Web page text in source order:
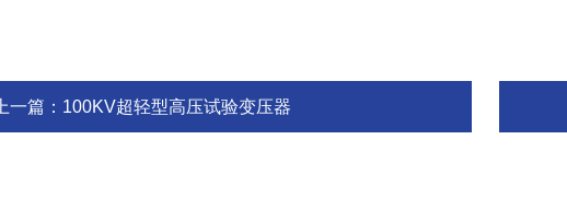
上一篇： 100KV超轻型高压试验变压器